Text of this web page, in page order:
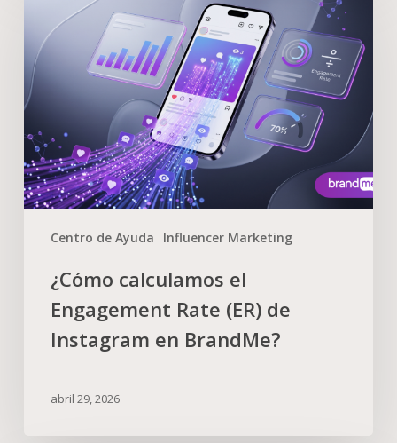
Centro de Ayuda Influencer Marketing
¿Cómo calculamos el
Engagement Rate (ER) de
Instagram en BrandMe?
abril 29, 2026